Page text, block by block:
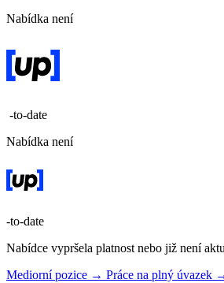
Nabídka není
-to-date
Nabídka není
-to-date
Nabídce vypršela platnost nebo již není
Mediorní pozice → Práce na plný úvazek